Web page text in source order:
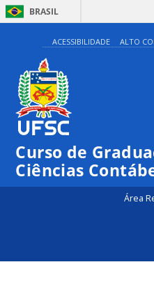
BRASIL
ACESSIBILIDADE ALTO
Curso de
Ciências
Área